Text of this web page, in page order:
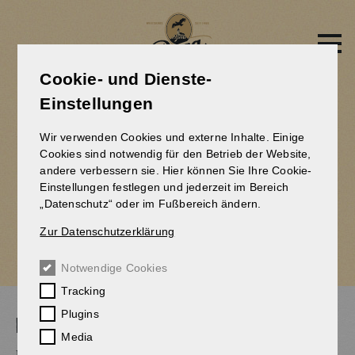
Cookie- und Dienste-
Einstellungen
Wir verwenden Cookies und externe Inhalte. Einige
Cookies sind notwendig für den Betrieb der Website,
andere verbessern sie. Hier können Sie Ihre Cookie-
Einstellungen festlegen und jederzeit im Bereich
„Datenschutz“ oder im Fußbereich ändern.
Zur Datenschutzerklärung
Notwendige Cookies
Tracking
Plugins
Media
MÄRZENANSTICH 2026 –
TRADITION, HANDWERK
UND STARKE
PARTNERSCHAFTEN
03.03.2026
EIN BIER MIT GESCHICHTE